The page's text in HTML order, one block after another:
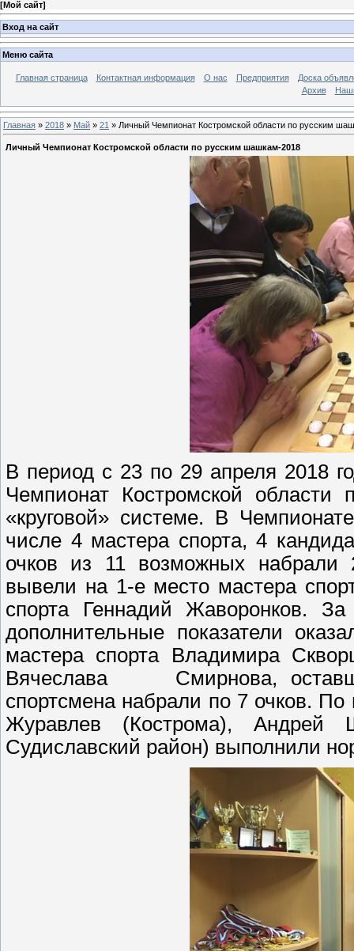
[Мой сайт]
Вход на сайт
Меню сайта
Главная страница Контактная информация О нас Предприятия
Доска
Архив
Главная » 2018 » Май » 21 » Личный Чемпионат Костромской области по русским
Личный Чемпионат Костромской области по русским шашкам-2018
В период с 23 по 29 апреля 2018
Чемпионат Костромской
«круговой» системе. В
числе 4 мастера спорта, 4
очков из 11 возможных набрали
вывели на 1-е место мастера
спорта Геннадий Жаворонков.
дополнительные показатели
мастера спорта Владимира
Вячеслава Смирнова,
спортсмена набрали по 7 очков.
Журавлев (Кострома),
Судиславский район) выполнили